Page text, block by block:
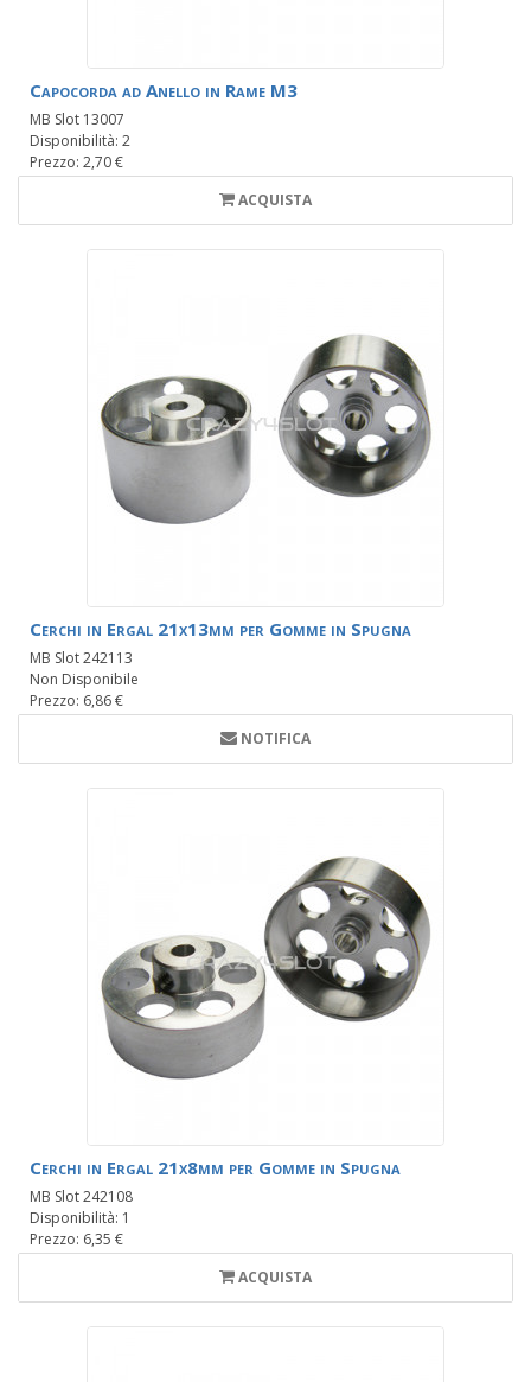
Capocorda ad Anello in Rame M3
MB Slot 13007
Disponibilità: 2
Prezzo: 2,70 €
ACQUISTA
Cerchi in Ergal 21x13mm per Gomme in Spugna
MB Slot 242113
Non Disponibile
Prezzo: 6,86 €
NOTIFICA
Cerchi in Ergal 21x8mm per Gomme in Spugna
MB Slot 242108
Disponibilità: 1
Prezzo: 6,35 €
ACQUISTA